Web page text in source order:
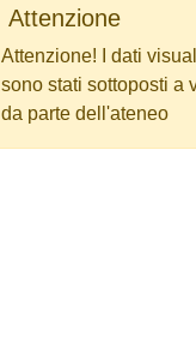
Attenzione
Attenzione! I dati
sono stati sottoposti a
da parte dell'ateneo